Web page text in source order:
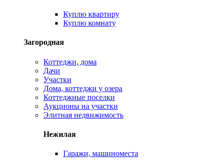
Куплю квартиру
Куплю комнату
Загородная
Коттеджи, дома
Дачи
Участки
Дома, коттеджи у озера
Коттеджные поселки
Аукционы на участки
Элитная недвижимость
Нежилая
Гаражи, машиноместа